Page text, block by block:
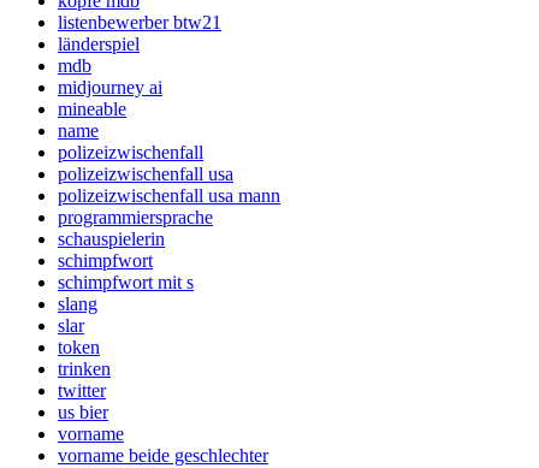
listenbewerber btw21
länderspiel
mdb
midjourney ai
mineable
name
polizeizwischenfall
polizeizwischenfall usa
polizeizwischenfall usa mann
programmiersprache
schauspielerin
schimpfwort
schimpfwort mit s
slang
slar
token
trinken
twitter
us bier
vorname
vorname beide geschlechter